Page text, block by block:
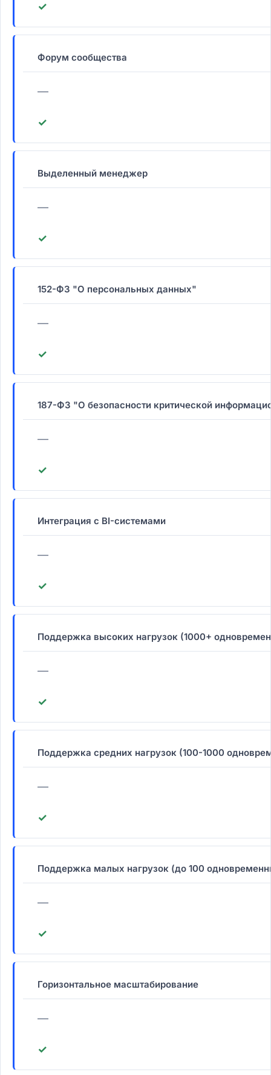
✓
Форум сообщества
—
✓
Выделенный менеджер
—
✓
152-ФЗ "О персональных данных"
—
✓
187-ФЗ "О безопасности критической
—
✓
Интеграция с BI-системами
—
✓
Поддержка высоких нагрузок (1000+
—
✓
Поддержка средних нагрузок (100-1000
—
✓
Поддержка малых нагрузок (до 100
—
✓
Горизонтальное масштабирование
—
✓